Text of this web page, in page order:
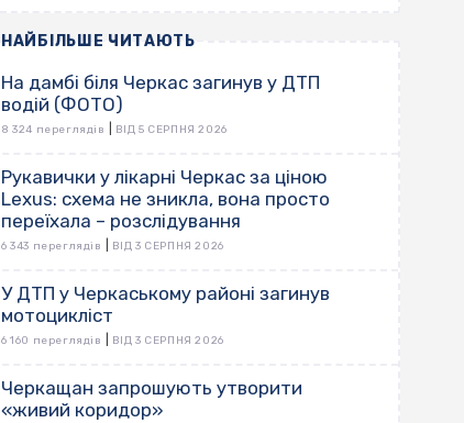
НАЙБІЛЬШЕ ЧИТАЮТЬ
На дамбі біля Черкас загинув у ДТП
водій (ФОТО)
8 324 переглядів ВІД 5 СЕРПНЯ 2026
Рукавички у лікарні Черкас за ціною
Lexus: схема не зникла, вона просто
переїхала – розслідування
6 343 переглядів ВІД 3 СЕРПНЯ 2026
У ДТП у Черкаському районі загинув
мотоцикліст
6 160 переглядів ВІД 3 СЕРПНЯ 2026
Черкащан запрошують утворити
«живий коридор»